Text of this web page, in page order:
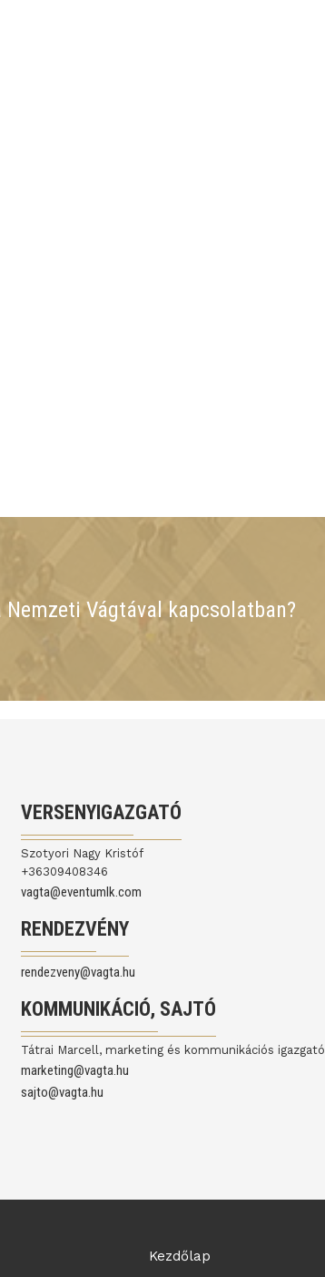
Vágtával kapcsolatban?
VERSENYIGAZGATÓ
Szotyori Nagy Kristóf
+36309408346
vagta@eventumlk.com
RENDEZVÉNY
rendezveny@vagta.hu
KOMMUNIKÁCIÓ, SAJTÓ
Tátrai Marcell, marketing és kommunikációs igazgató
marketing@vagta.hu
sajto@vagta.hu
Kezdőlap